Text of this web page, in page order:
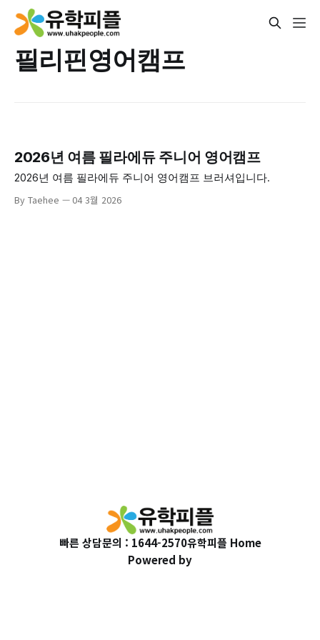
필리핀영어캠프
2026년 여름 필라에듀 주니어 영어캠프
2026년 여름 필라에듀 주니어 영어캠프 브러셔입니다.
By Taehee 04 3월 2026
빠른 상담문의 : 1644-2570유학피플 Home
Powered by